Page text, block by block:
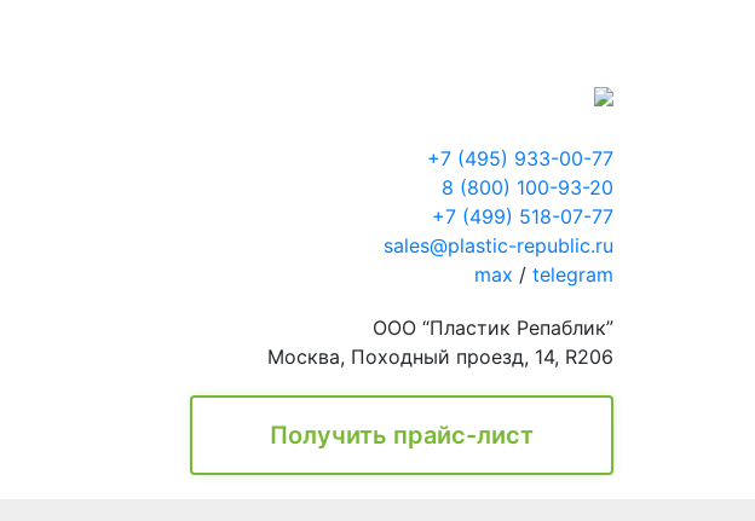
+7 (495) 933-00-77
8 (800) 100-93-20
+7 (499) 518-07-77
sales@plastic-republic.ru
max / telegram
ООО “Пластик Репаблик”
Москва, Походный проезд, 14, R206
Получить прайс-лист